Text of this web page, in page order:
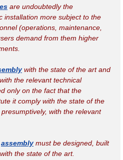
are undoubtedly the
installation more subject to the
(operations, maintenance,
demand from them higher
with the state of the art and
the relevant technical
only on the fact that the
it comply with the state of the
with the relevant
assemblymust be designed, built
the state of the art.